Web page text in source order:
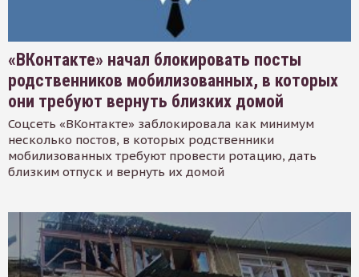
«ВКонтакте» начал блокировать посты
родственников мобилизованных, в которых
они требуют вернуть близких домой
Соцсеть «ВКонтакте» заблокировала как минимум
несколько постов, в которых родственники
мобилизованных требуют провести ротацию, дать
близким отпуск и вернуть их домой